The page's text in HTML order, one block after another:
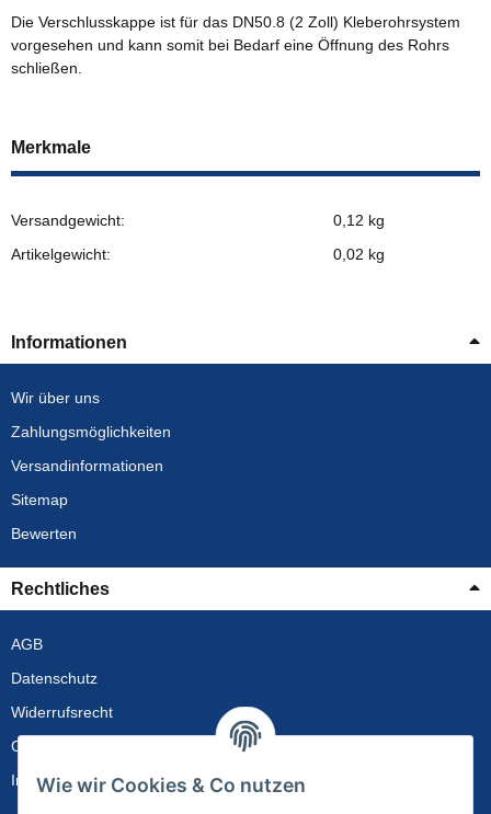
Die Verschlusskappe ist für das DN50.8 (2 Zoll) Kleberohrsystem
vorgesehen und kann somit bei Bedarf eine Öffnung des Rohrs
schließen.
Merkmale
Versandgewicht:
0,12 kg
Artikelgewicht:
0,02 kg
Informationen
Wir über uns
Zahlungsmöglichkeiten
Versandinformationen
Sitemap
Bewerten
Rechtliches
AGB
Datenschutz
Widerrufsrecht
Gewährleistung
Impressum
Wie wir Cookies & Co nutzen